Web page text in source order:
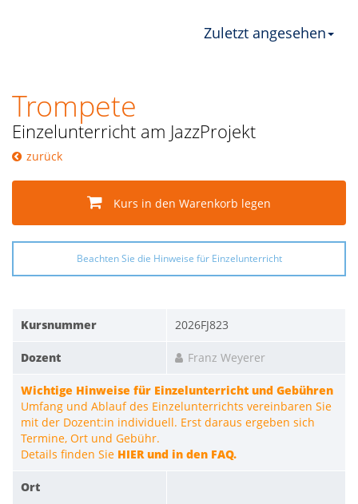
Zuletzt angesehen
Trompete
Einzelunterricht am JazzProjekt
zurück
Kurs in den Warenkorb legen
Beachten Sie die Hinweise für Einzelunterricht
Kursnummer 2026FJ823
Dozent Franz Weyerer
Wichtige Hinweise für Einzelunterricht und Gebühren
Umfang und Ablauf des Einzelunterrichts vereinbaren Sie
mit der Dozent:in individuell. Erst daraus ergeben sich
Termine, Ort und Gebühr.
Details finden Sie HIER und in den FAQ.
Ort